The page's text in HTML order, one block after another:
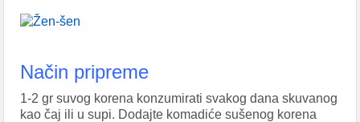
Način pripreme
1-2 gr suvog korena konzumirati svakog dana skuvanog
kao čaj ili u supi. Dodajte komadiće sušenog korena